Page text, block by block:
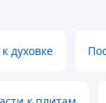
духовке